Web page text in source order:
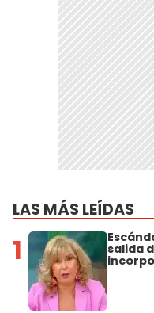
LAS MÁS LEÍDAS
1 salida